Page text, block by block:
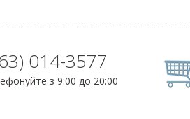
014-3577
з 9:00 до 20:00